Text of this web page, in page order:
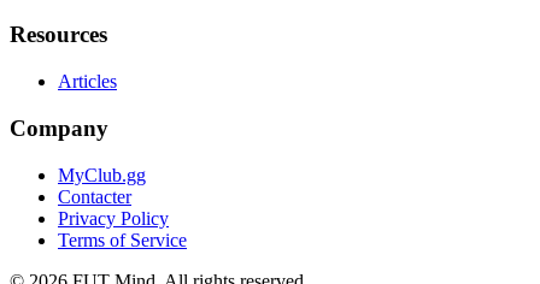
Resources
Articles
Company
MyClub.gg
Contacter
Privacy Policy
Terms of Service